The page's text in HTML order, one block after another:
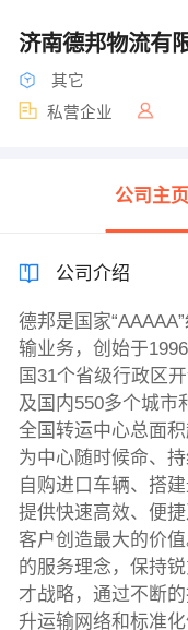
济南德邦物流有
其它
私营企业
公司主页
公司介绍
德邦是国家
输业务，创始于
国31个省级行政区
及国内550多个城市
全国转运中心总面
为中心随时候命、
自购进口车辆、搭
提供快速高效、便
客户创造最大的价
的服务理念，保持
才战略，通过不断
升运输网络和标准